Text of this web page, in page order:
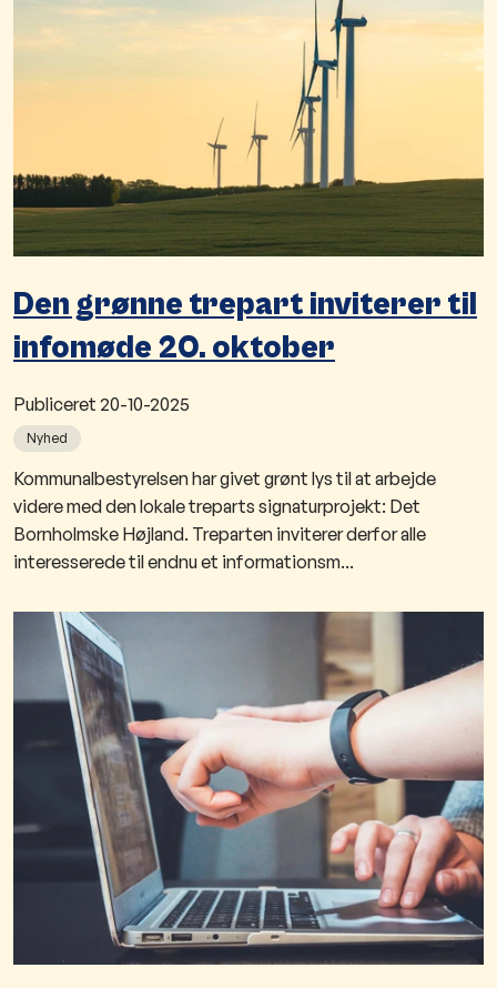
Den grønne trepart inviterer til
infomøde 20. oktober
Publiceret 20-10-2025
Nyhed
Kommunalbestyrelsen har givet grønt lys til at arbejde
videre med den lokale treparts signaturprojekt: Det
Bornholmske Højland. Treparten inviterer derfor alle
interesserede til endnu et informationsm...